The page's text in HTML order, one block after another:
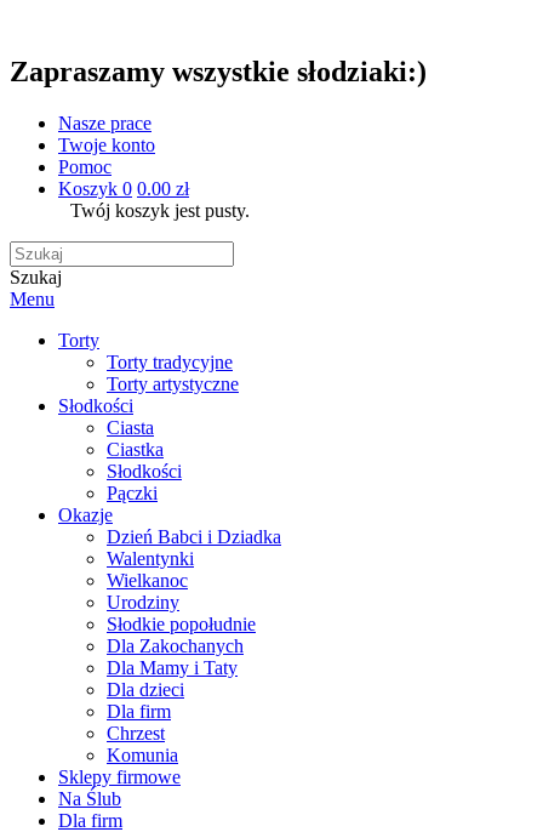
Zapraszamy wszystkie słodziaki:)
Nasze prace
Twoje konto
Pomoc
Koszyk 0 0.00 zł
Twój koszyk jest pusty.
Szukaj
Menu
Torty
Torty tradycyjne
Torty artystyczne
Słodkości
Ciasta
Ciastka
Słodkości
Pączki
Okazje
Dzień Babci i Dziadka
Walentynki
Wielkanoc
Urodziny
Słodkie popołudnie
Dla Zakochanych
Dla Mamy i Taty
Dla dzieci
Dla firm
Chrzest
Komunia
Sklepy firmowe
Na Ślub
Dla firm